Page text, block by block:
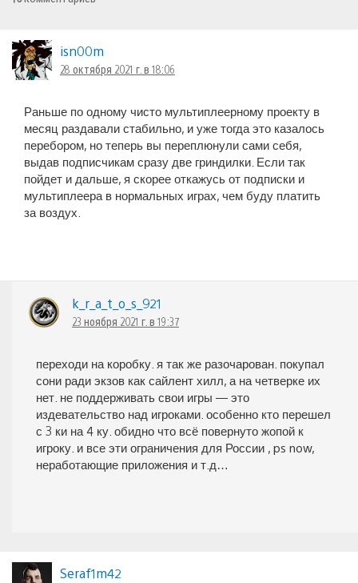
isn00m
28 октября 2021 г. в 18:06
Раньше по одному чисто мультиплеерному проекту в
месяц раздавали стабильно, и уже тогда это казалось
перебором, но теперь вы переплюнули сами себя,
выдав подписчикам сразу две гриндилки. Если так
пойдет и дальше, я скорее откажусь от подписки и
мультиплеера в нормальных играх, чем буду платить
за воздух.
k_r_a_t_o_s_921
23 ноября 2021 г. в 19:37
переходи на коробку. я так же разочарован. покупал
сони ради экзов как сайлент хилл, а на четверке их
нет. не поддерживать свои игры — это
издевательство над игроками. особенно кто перешел
с 3 ки на 4 ку. обидно что всё повернуто жопой к
игроку. и все эти ограничения для России , ps now,
неработающие приложения и т.д…
Seraf1m42